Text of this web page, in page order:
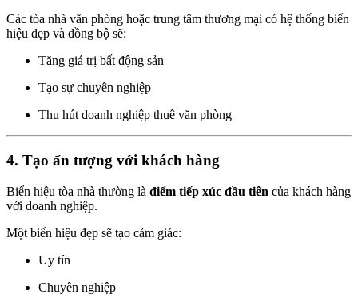
Các tòa nhà văn phòng hoặc trung tâm thương mại có hệ thống biển
hiệu đẹp và đồng bộ sẽ:
Tăng giá trị bất động sản
Tạo sự chuyên nghiệp
Thu hút doanh nghiệp thuê văn phòng
4. Tạo ấn tượng với khách hàng
Biển hiệu tòa nhà thường là điểm tiếp xúc đầu tiên của khách hàng
với doanh nghiệp.
Một biển hiệu đẹp sẽ tạo cảm giác:
Uy tín
Chuyên nghiệp